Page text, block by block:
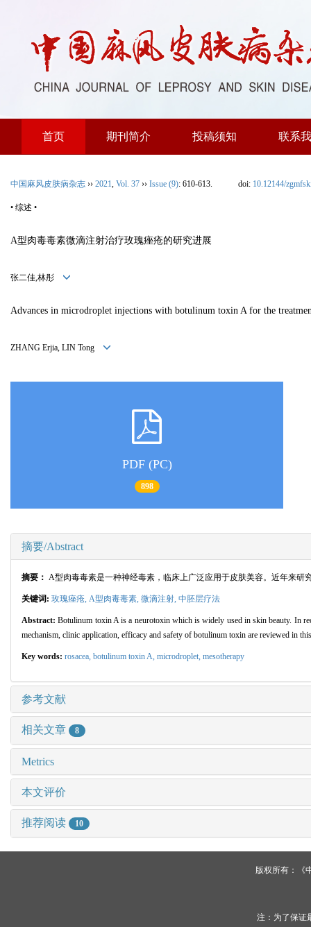
首页 期刊简介 投稿须知 联系
中国麻风皮肤病杂志 ›› 2021, Vol. 37 ›› Issue (9): 610-613. doi: 10.12144/
• 综述 •
A型肉毒毒素微滴注射治疗玫瑰痤疮的研究进展
张二佳,林彤
Advances in microdroplet injections with botulinum toxin A for the
ZHANG Erjia, LIN Tong
PDF (PC)
898
摘要/Abstract
摘要： A型肉毒毒素是一种神经毒素，临床上广泛应用于皮肤美容。近年来
关键词: 玫瑰痤疮, A型肉毒毒素, 微滴注射, 中胚层疗法
Abstract:Botulinum toxin A is a neurotoxin which is widely used in skin beauty. In
mechanism, clinic application, efficacy and safety of botulinum toxin are reviewed in
Key words: rosacea, botulinum toxin A, microdroplet, mesotherapy
参考文献
相关文章 8
Metrics
本文评价
推荐阅读 10
版权所有：《
注：为了保证